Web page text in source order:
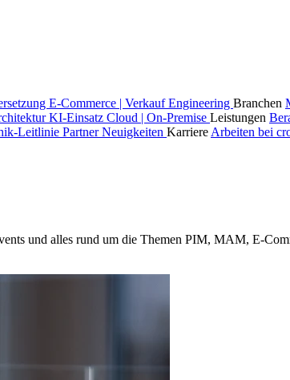
E-Commerce | VerkaufEngineering Branchen
KI-Einsatz Cloud | On-Premise Leistungen
Leitlinie PartnerNeuigkeiten Karriere Arbeiten bei
und alles rund um die Themen PIM, MAM, E-